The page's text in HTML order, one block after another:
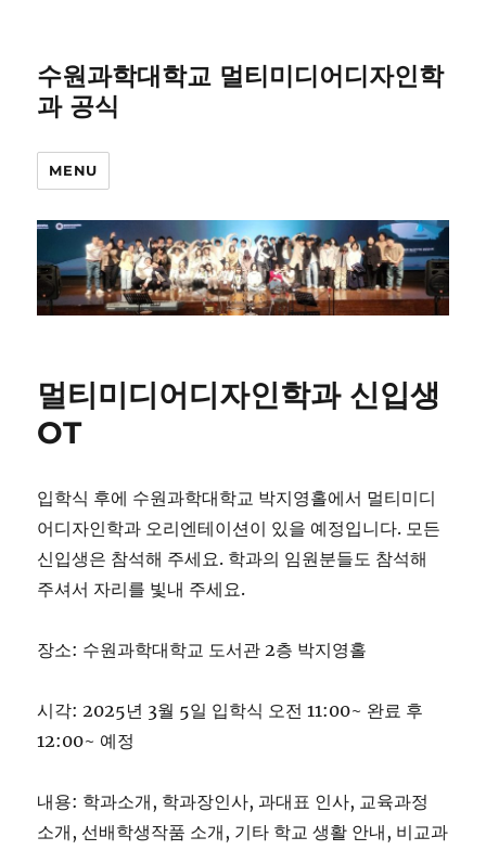
수원과학대학교 멀티미디어디자인학
과 공식
MENU
멀티미디어디자인학과 신입생
OT
입학식 후에 수원과학대학교 박지영홀에서 멀티미디
어디자인학과 오리엔테이션이 있을 예정입니다. 모든
신입생은 참석해 주세요. 학과의 임원분들도 참석해
주셔서 자리를 빛내 주세요.
장소: 수원과학대학교 도서관 2층 박지영홀
시각: 2025년 3월 5일 입학식 오전 11:00~ 완료 후
12:00~ 예정
내용: 학과소개, 학과장인사, 과대표 인사, 교육과정
소개, 선배학생작품 소개, 기타 학교 생활 안내, 비교과